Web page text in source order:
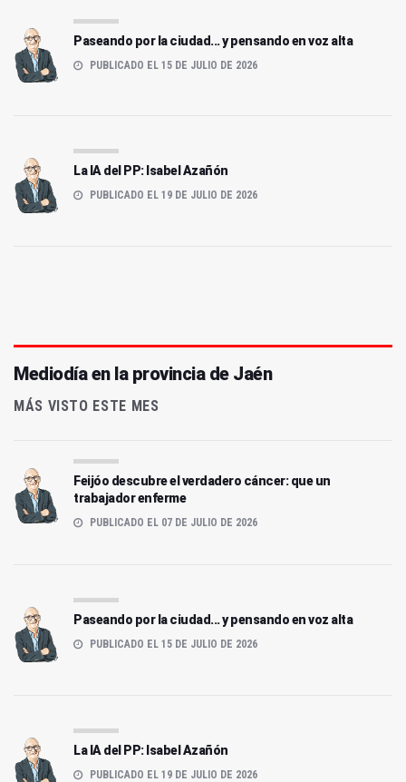
Paseando por la ciudad... y pensando en voz alta
PUBLICADO EL 15 DE JULIO DE 2026
La IA del PP: Isabel Azañón
PUBLICADO EL 19 DE JULIO DE 2026
Mediodía en la provincia de Jaén
MÁS VISTO ESTE MES
Feijóo descubre el verdadero cáncer: que un
trabajador enferme
PUBLICADO EL 07 DE JULIO DE 2026
Paseando por la ciudad... y pensando en voz alta
PUBLICADO EL 15 DE JULIO DE 2026
La IA del PP: Isabel Azañón
PUBLICADO EL 19 DE JULIO DE 2026